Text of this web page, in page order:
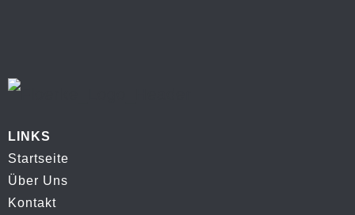
LINKS
Startseite
Über Uns
Kontakt